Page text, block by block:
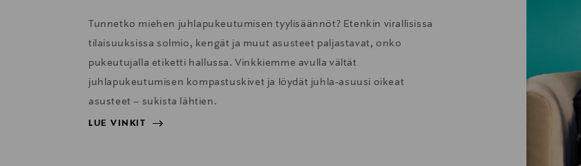
Tunnetko miehen juhlapukeutumisen tyylisäännöt? Etenkin virallisissa
tilaisuuksissa solmio, kengät ja muut asusteet paljastavat, onko
pukeutujalla etiketti hallussa. Vinkkiemme avulla vältät
juhlapukeutumisen kompastuskivet ja löydät juhla-asuusi oikeat
asusteet – sukista lähtien.
LUE VINKIT